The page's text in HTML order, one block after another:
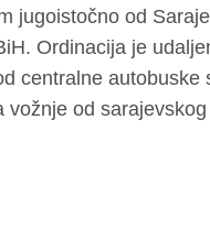
jugoistočno od
Ordinacija je
centralne autobuske
vožnje od sarajevskog